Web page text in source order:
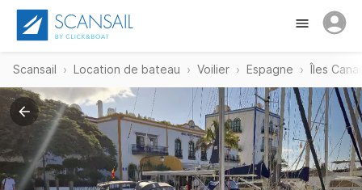
Scansail Location de bateau Voilier Espagne Îles